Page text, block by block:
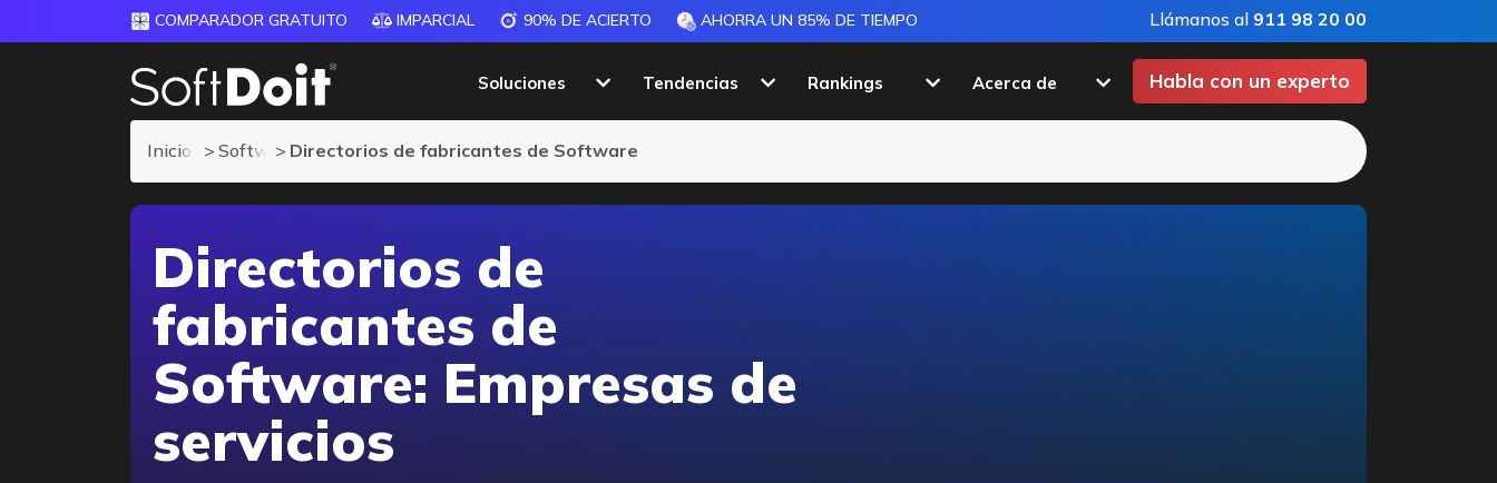
COMPARADOR GRATUITO IMPARCIAL 90% DE ACIERTO AHORRA UN 85% DE TIEMPO Llámanos al 911 98 20 00
Habla con un experto
Soluciones Tendencias Rankings Acerca de
Inicio Software para Empresas de Servicios
Directorios de fabricantes de Software
Directorios de
fabricantes de
Software: Empresas de
servicios